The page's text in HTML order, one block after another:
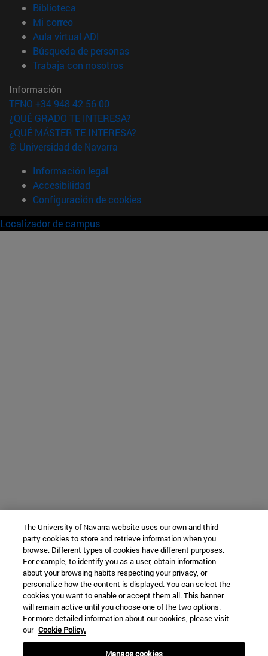
Biblioteca
Mi correo(abre en nueva ventana)
Aula virtual ADI
Búsqueda de personas(abre en nueva ventana)
Trabaja con nosotros(abre en nueva ventana)
Información
TFNO +34 948 42 56 00
¿QUÉ GRADO TE INTERESA?
¿QUÉ MÁSTER TE INTERESA?
© Universidad de Navarra
Información legal
Accesibilidad
Configuración de cookies
Localizador de campus
The University of Navarra website uses our own and third-
party cookies to store and retrieve information when you
browse. Different types of cookies have different purposes.
For example, to identify you as a user, obtain information
about your browsing habits respecting your privacy, or
personalize how the content is displayed. You can select the
cookies you want to enable or accept them all. This banner
will remain active until you choose one of the two options.
For more detailed information about our cookies, please visit
our Cookie Policy.
Manage cookies